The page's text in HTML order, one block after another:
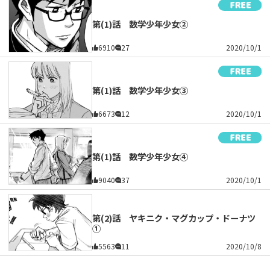
第(1)話 数学少年少女②
6910 27 2020/10/1
第(1)話 数学少年少女③
6673 12 2020/10/1
第(1)話 数学少年少女④
9040 37 2020/10/1
第(2)話 ヤキニク・マグカップ・ドーナツ
①
5563 11 2020/10/8